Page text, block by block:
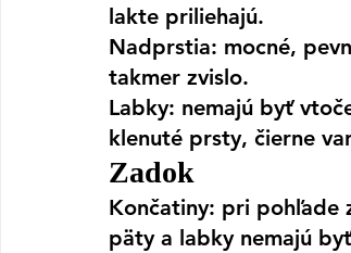
lakte priliehajú.
Nadprstia: mocné,
takmer zvislo.
Labky: nemajú byť
klenuté prsty, čierne
Zadok
Končatiny: pri pohľade
päty a labky nemajú